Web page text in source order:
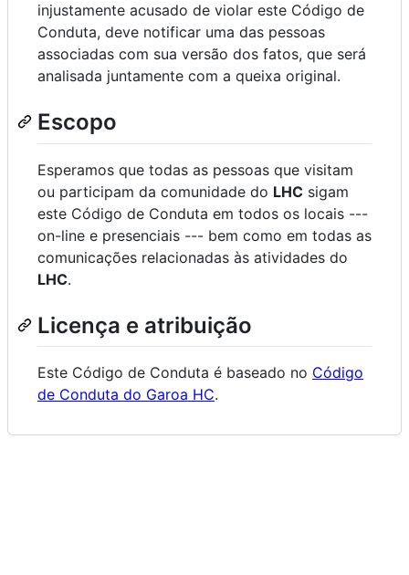
injustamente acusado de violar este Código de
Conduta, deve notificar uma das pessoas
associadas com sua versão dos fatos, que será
analisada juntamente com a queixa original.
Escopo
Esperamos que todas as pessoas que visitam
ou participam da comunidade do LHC sigam
este Código de Conduta em todos os locais ---
on-line e presenciais --- bem como em todas as
comunicações relacionadas às atividades do
LHC.
Licença e atribuição
Este Código de Conduta é baseado no Código
de Conduta do Garoa HC.